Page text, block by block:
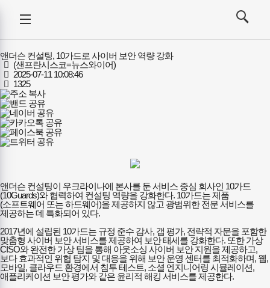
전체메뉴
열기/
검색
열기/
앤더슨 컨설팅, 10가드로 사이버 보안 역량 강화
(샌프란시스코=뉴스와이어)
2025-07-11 10:08:46
1325
앤더슨 컨설팅이 우크라이나에 본사를 둔 서비스 중심 회사인 10가드
(10Guards)와 협력하여 컨설팅 역량을 강화한다. 10가드는 제품
(소프트웨어 또는 하드웨어)을 제공하지 않고 광범위한 전문 서비스를
제공하는 데 특화되어 있다.
2017년에 설립된 10가드는 규정 준수 감사, 갭 평가, 전략적 자문을 포함한
맞춤형 사이버 보안 서비스를 제공하여 보안 태세를 강화한다. 또한 가상
CISO와 완전한 가상 팀을 통해 아웃소싱 사이버 보안 지원을 제공하고,
보다 효과적인 위협 탐지 및 대응을 위해 보안 운영 센터를 최적화하며, 웹,
모바일, 클라우드 환경에서 침투 테스트, 소셜 엔지니어링 시뮬레이션,
애플리케이션 보안 평가와 같은 윤리적 해킹 서비스를 제공한다.